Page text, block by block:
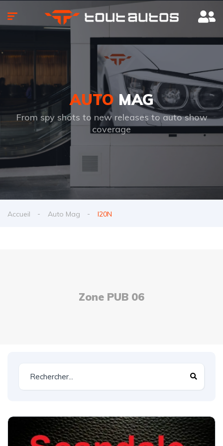
AUTO MAG
From spy shots to new releases to auto show
coverage
Accueil Auto Mag I20N
Zone PUB 06